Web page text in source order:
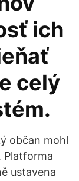
ich
celý
občan mohl
Platforma
ustavena